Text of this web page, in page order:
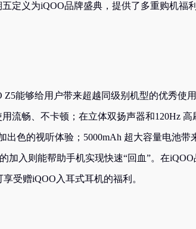
定义为iQOO品牌盛典，提供了多重购机福
能够给用户带来超越同级别机型的优秀使
流畅、不卡顿；在立体双扬声器和120Hz
出色的视听体验；5000mAh 超大容量电池带
加入则能帮助手机实现快速“回血”。在
受赠iQOO入耳式耳机的福利。